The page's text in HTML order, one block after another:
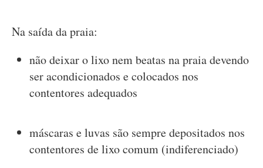
Na saída da praia:
não deixar o lixo nem beatas na praia devendo
ser acondicionados e colocados nos
contentores adequados
máscaras e luvas são sempre depositados nos
contentores de lixo comum (indiferenciado)